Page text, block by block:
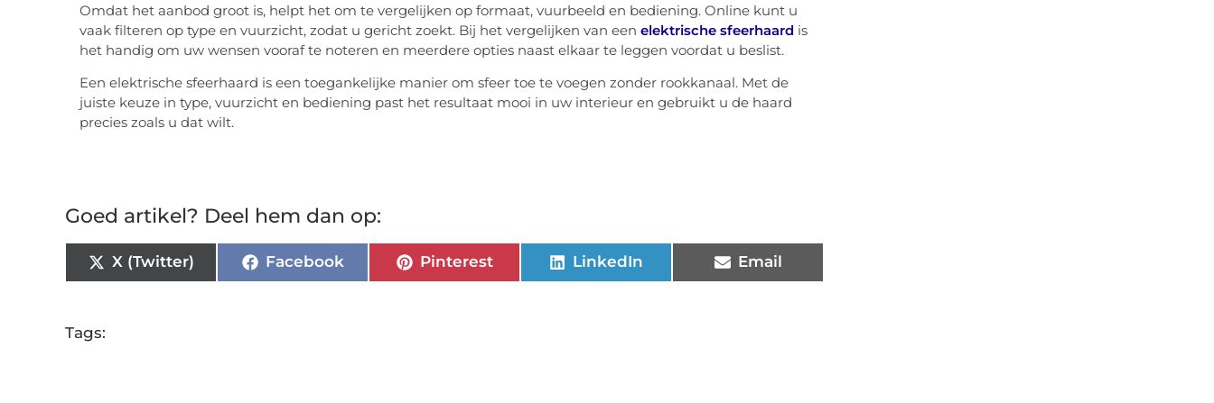
Omdat het aanbod groot is, helpt het om te vergelijken op formaat, vuurbeeld en bediening. Online kunt u
vaak filteren op type en vuurzicht, zodat u gericht zoekt. Bij het vergelijken van een elektrische sfeerhaard is
het handig om uw wensen vooraf te noteren en meerdere opties naast elkaar te leggen voordat u beslist.
Een elektrische sfeerhaard is een toegankelijke manier om sfeer toe te voegen zonder rookkanaal. Met de
juiste keuze in type, vuurzicht en bediening past het resultaat mooi in uw interieur en gebruikt u de haard
precies zoals u dat wilt.
Goed artikel? Deel hem dan op:
X (Twitter) Facebook Pinterest LinkedIn Email
Tags: